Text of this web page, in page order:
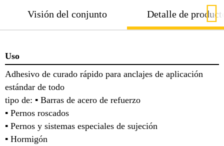
Visión del conjunto Detalle de
Uso
Adhesivo de curado rápido para anclajes de aplicación
estándar de todo
tipo de: ▪ Barras de acero de refuerzo
▪ Pernos roscados
▪ Pernos y sistemas especiales de sujeción
▪ Hormigón